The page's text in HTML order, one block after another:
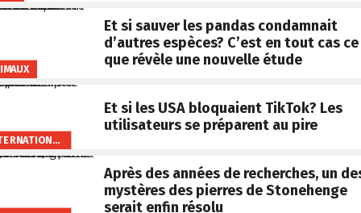
Et si sauver les pandas condamnait
d’autres espèces? C’est en tout cas ce
que révèle une nouvelle étude
INTERNATIONAL
Et si les USA bloquaient TikTok? Les
utilisateurs se préparent au pire
Après des années de recherches, un
mystères des pierres de Stonehenge
serait enfin résolu